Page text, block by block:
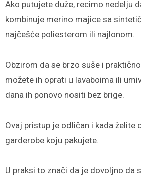
Ako putujete duže, recimo nedelju
kombinuje merino majice sa
najčešće poliesterom ili najlonom.
Obzirom da se brzo suše i
možete ih oprati u lavaboima ili
dana ih ponovo nositi bez brige.
Ovaj pristup je odličan i kada želite
garderobe koju pakujete.
U praksi to znači da je dovoljno da